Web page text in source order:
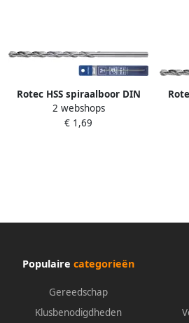
Rotec HSS spiraalboor DIN
340 type N ø11 0 in etui
150.1100E
2 webshops
€ 1,69
Populaire categorieën
Gereedschap
Klusbenodigdheden